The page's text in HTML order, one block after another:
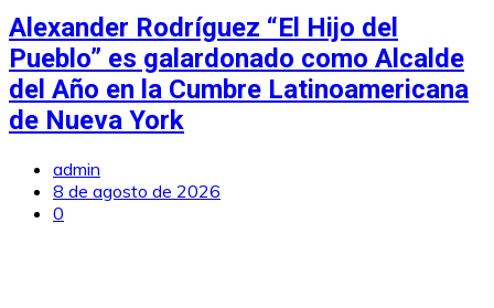
Alexander Rodríguez “El Hijo del
Pueblo” es galardonado como Alcalde
del Año en la Cumbre Latinoamericana
de Nueva York
admin
8 de agosto de 2026
0